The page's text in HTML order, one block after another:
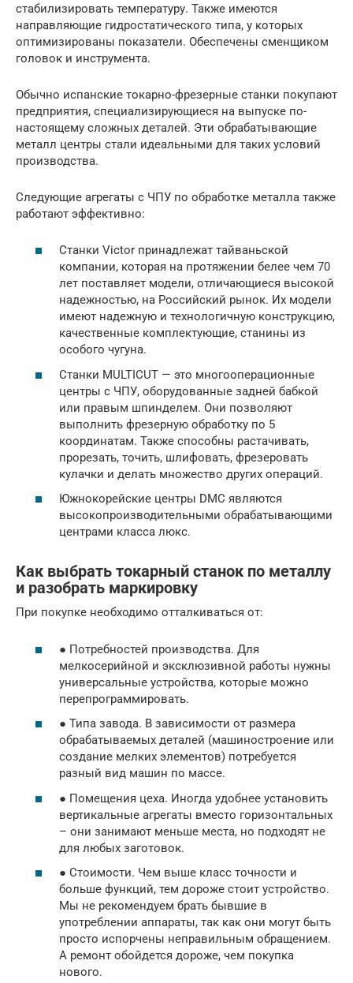
стабилизировать температуру. Также имеются
направляющие гидростатического типа, у которых
оптимизированы показатели. Обеспечены сменщиком
головок и инструмента.
Обычно испанские токарно-фрезерные станки покупают
предприятия, специализирующиеся на выпуске по-
настоящему сложных деталей. Эти обрабатывающие
металл центры стали идеальными для таких условий
производства.
Следующие агрегаты с ЧПУ по обработке металла также
работают эффективно:
Станки Victor принадлежат тайваньской
компании, которая на протяжении белее чем 70
лет поставляет модели, отличающиеся высокой
надежностью, на Российский рынок. Их модели
имеют надежную и технологичную конструкцию,
качественные комплектующие, станины из
особого чугуна.
Станки MULTICUT — это многооперационные
центры с ЧПУ, оборудованные задней бабкой
или правым шпинделем. Они позволяют
выполнить фрезерную обработку по 5
координатам. Также способны растачивать,
прорезать, точить, шлифовать, фрезеровать
кулачки и делать множество других операций.
Южнокорейские центры DMC являются
высокопроизводительными обрабатывающими
центрами класса люкс.
Как выбрать токарный станок по металлу
и разобрать маркировку
При покупке необходимо отталкиваться от:
● Потребностей производства. Для
мелкосерийной и эксклюзивной работы нужны
универсальные устройства, которые можно
перепрограммировать.
● Типа завода. В зависимости от размера
обрабатываемых деталей (машиностроение или
создание мелких элементов) потребуется
разный вид машин по массе.
● Помещения цеха. Иногда удобнее установить
вертикальные агрегаты вместо горизонтальных
– они занимают меньше места, но подходят не
для любых заготовок.
● Стоимости. Чем выше класс точности и
больше функций, тем дороже стоит устройство.
Мы не рекомендуем брать бывшие в
употреблении аппараты, так как они могут быть
просто испорчены неправильным обращением.
А ремонт обойдется дороже, чем покупка
нового.